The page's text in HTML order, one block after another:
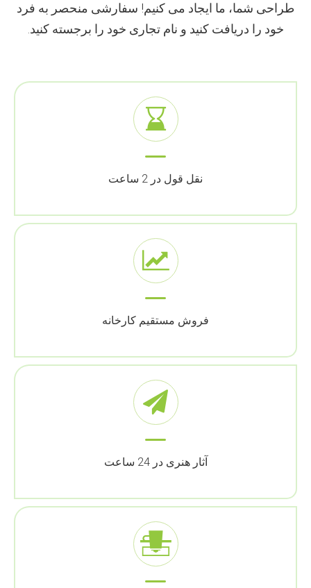
طراحی شما، ما ایجاد می کنیم! سفارشی منحصر به فرد
خود را دریافت کنید و نام تجاری خود را برجسته کنید.
نقل قول در 2 ساعت
فروش مستقیم کارخانه
آثار هنری در 24 ساعت